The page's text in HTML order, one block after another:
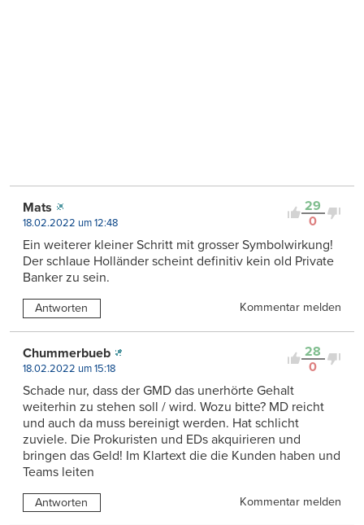
29
0
Mats
18.02.2022 um 12:48
Ein weiterer kleiner Schritt mit grosser Symbolwirkung!
Der schlaue Holländer scheint definitiv kein old Private
Banker zu sein.
Antworten Kommentar melden
28
0
Chummerbueb
18.02.2022 um 15:18
Schade nur, dass der GMD das unerhörte Gehalt
weiterhin zu stehen soll / wird. Wozu bitte? MD reicht
und auch da muss bereinigt werden. Hat schlicht
zuviele. Die Prokuristen und EDs akquirieren und
bringen das Geld! Im Klartext die die Kunden haben und
Teams leiten
Antworten Kommentar melden